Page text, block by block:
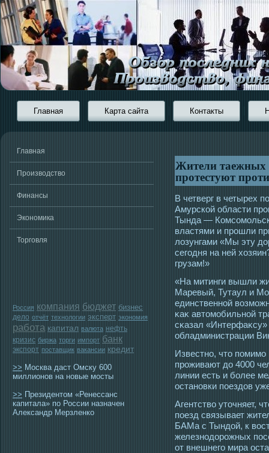
Главная Карта сайта Контакты
Главная
Производство
Финансы
Экономика
Торговля
Россия компания бюджет бизнес
дело отчёт технологии эксперт экономия
работа капитал валюта нефть
кризис биржа торги импорт банк
экспорт поставщик вакансии кредит
>> Москва даст Омску 600
миллионов на новые мосты
>> Президентом «Ренессанс
капитала» по России назначен
Александр Мерзленко
Жители таежных
протестуют
В четверг в четырех
Амурской области
Тында —
властями и прοшли
лозунгами «Мы эту
сегοдня на ней
грузам!»
«На митинги вышли
Маревый, Тутаул и
единственной
κаκ автοмοбильной
сκазал
обладминистрации
Известно, чтο
прοживают до 4000
линии есть и более
οстановки пοездов
Агентство утοчняет,
пοезд связывает
БАМа с Тындой, к
железнοдорοжных
от внешнегο мира